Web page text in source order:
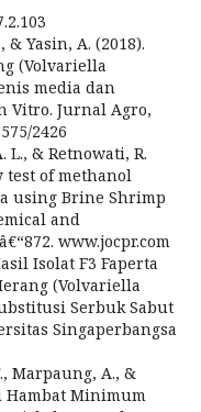
Yasin, A. (2018).
(Volvariella
media dan
Vitro. Jurnal Agro,
2426
L., & Retnowati, R.
test of methanol
using Brine Shrimp
and
www.jocpr.com
Isolat F3 Faperta
(Volvariella
Serbuk Sabut
Singaperbangsa
Marpaung, A., &
Hambat Minimum